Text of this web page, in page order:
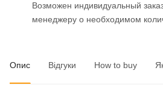
Возможен индивидуальный
менеджеру о необходимом
Опис Відгуки How to buy